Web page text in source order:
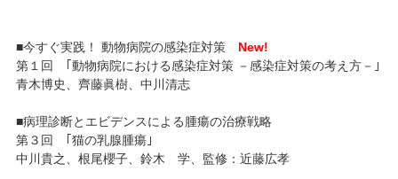
■今すぐ実践！ 動物病院の感染症対策 New!
第１回 ｢動物病院における感染症対策 －感染症対策の考え方－｣
青木博史、齊藤眞樹、中川清志
■病理診断とエビデンスによる腫瘍の治療戦略
第３回 ｢猫の乳腺腫瘍｣
中川貴之、根尾櫻子、鈴木 学、監修：近藤広孝